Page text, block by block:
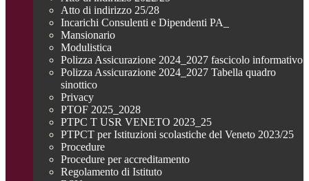
Atto di indirizzo 25/28
Incarichi Consulenti e Dipendenti PA_
Mansionario
Modulistica
Polizza Assicurazione 2024_2027 fascicolo informativo
Polizza Assicurazione 2024_2027 Tabella quadro
sinottico
Privacy
PTOF 2025_2028
PTPC T USR VENETO 2023_25
PTPCT per Istituzioni scolastiche del Veneto 2023/25
Procedure
Procedure per accreditamento
Regolamento di Istituto